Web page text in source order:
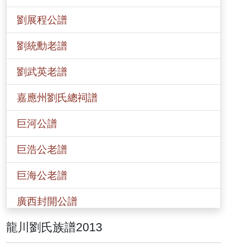
劉展程公譜
劉統勳老譜
劉武英老譜
嘉應州劉氏總祠譜
巨河公譜
巨浩公老譜
巨海公老譜
廣西封開公譜
香港劉氏總譜(一九○八)年
龍川劉氏族譜2013